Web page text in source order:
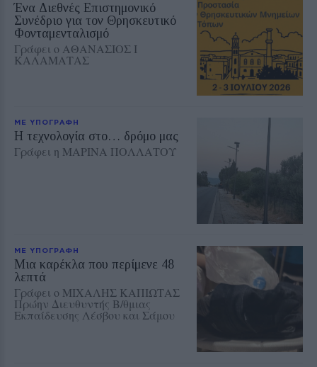
Ένα Διεθνές Επιστημονικό
Συνέδριο για τον Θρησκευτικό
Φονταμενταλισμό
Γράφει ο ΑΘΑΝΑΣΙΟΣ Ι
ΚΑΛΑΜΑΤΑΣ
ΜΕ ΥΠΟΓΡΑΦΗ
Η τεχνολογία στο… δρόμο μας
Γράφει η ΜΑΡΙΝΑ ΠΟΛΛΑΤΟΥ
ΜΕ ΥΠΟΓΡΑΦΗ
Μια καρέκλα που περίμενε 48
λεπτά
Γράφει ο ΜΙΧΑΛΗΣ ΚΑΠΙΩΤΑΣ
Πρώην Διευθυντής Β/θμιας
Εκπαίδευσης Λέσβου και Σάμου